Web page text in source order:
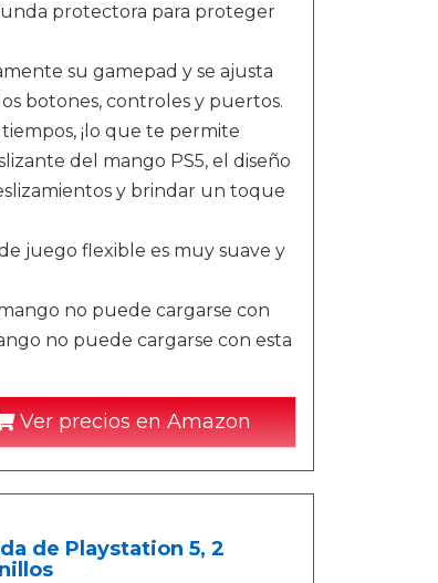
protectora para proteger
su gamepad y se ajusta
botones, controles y puertos.
¡lo que te permite
del mango PS5, el diseño
y brindar un toque
juego flexible es muy suave y
no puede cargarse con
no puede cargarse con esta
Ver precios en Amazon
de Playstation 5, 2